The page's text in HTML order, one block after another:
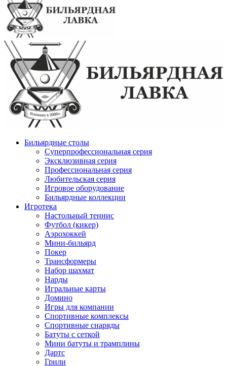
Бильярдные столы
Суперпрофессиональная серия
Эксклюзивная серия
Профессиональная серия
Любительская серия
Игровое оборудование
Бильярдные коллекции
Игротека
Настольный теннис
Футбол (кикер)
Аэрохоккей
Мини-бильярд
Покер
Трансформеры
Набор шахмат
Нарды
Игральные карты
Домино
Игры для компании
Спортивные комплексы
Спортивные снаряды
Батуты с сеткой
Мини батуты и трамплины
Дартс
Грили